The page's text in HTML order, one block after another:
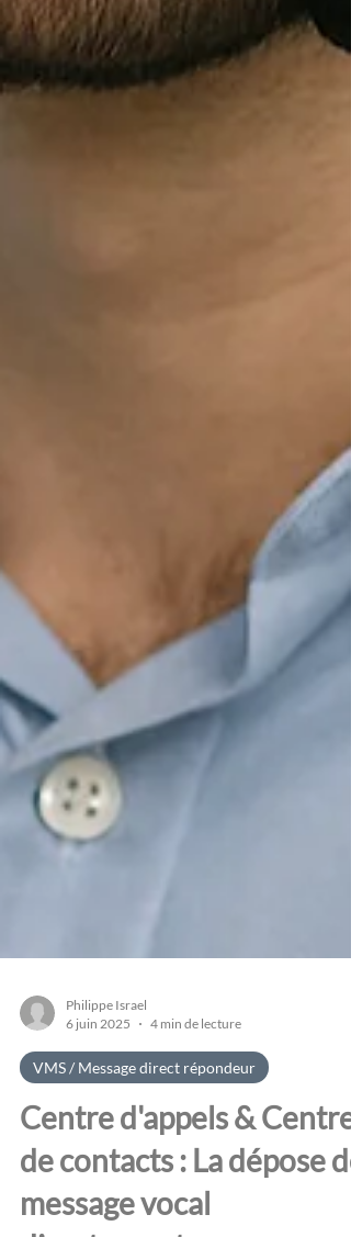
6 juin 2025
4 min de lecture
Centre d'appels & Centre
de contacts : La dépose de